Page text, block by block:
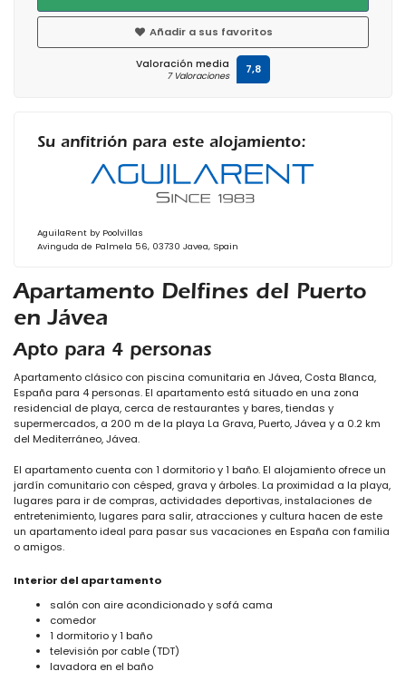
Apartamento Delfines del Puerto
en Jávea
Apto para 4 personas
Apartamento clásico con piscina comunitaria en Jávea, Costa Blanca,
España para 4 personas. El apartamento está situado en una zona
residencial de playa, cerca de restaurantes y bares, tiendas y
supermercados, a 200 m de la playa La Grava, Puerto, Jávea y a 0.2 km
del Mediterráneo, Jávea.
El apartamento cuenta con 1 dormitorio y 1 baño. El alojamiento ofrece un
jardín comunitario con césped, grava y árboles. La proximidad a la playa,
lugares para ir de compras, actividades deportivas, instalaciones de
entretenimiento, lugares para salir, atracciones y cultura hacen de este
un apartamento ideal para pasar sus vacaciones en España con familia
o amigos.
Interior del apartamento
salón con aire acondicionado y sofá cama
comedor
1 dormitorio y 1 baño
televisión por cable (TDT)
lavadora en el baño
Añadir a sus favoritos
Valoración media
7 Valoraciones 7,8
Su anfitrión para este alojamiento:
AguilaRent by Poolvillas
Avinguda de Palmela 56, 03730 Javea, Spain